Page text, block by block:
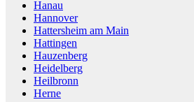
Hanau
Hannover
Hattersheim am Main
Hattingen
Hauzenberg
Heidelberg
Heilbronn
Herne